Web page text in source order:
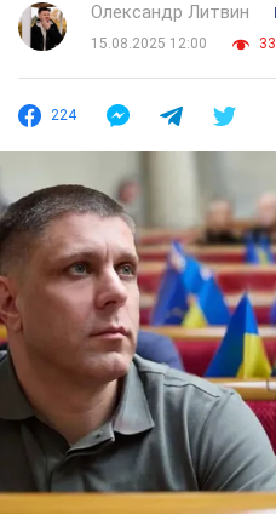
Олександр Литвин
15.08.2025 12:00
224